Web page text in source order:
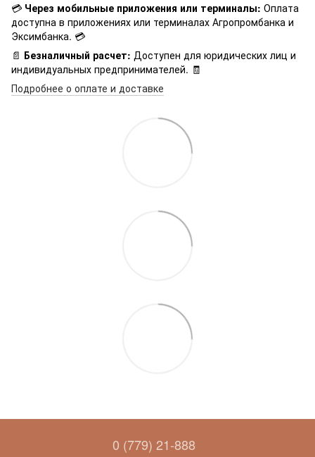
💳 Через мобильные приложения или терминалы: Оплата
доступна в приложениях или терминалах Агропромбанка и
Эксимбанка. 💳
📄 Безналичный расчет: Доступен для юридических лиц и
индивидуальных предпринимателей. 🧾
Подробнее о оплате и доставке
0 (779) 21-888